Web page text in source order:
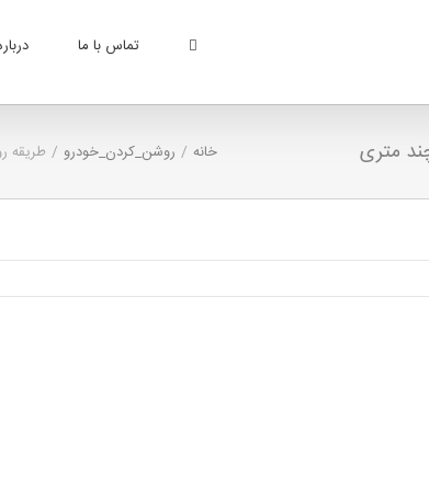
تماس با ما
متری خانه / روشن_کردن_خودرو / طریقه